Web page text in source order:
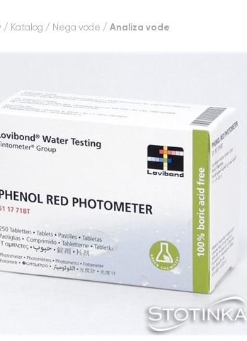
/ Katalog / Nega vode / Analiza vode